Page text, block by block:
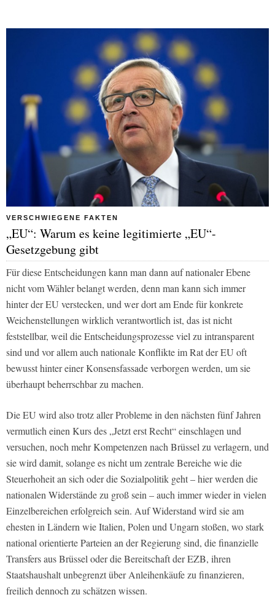
VERSCHWIEGENE FAKTEN
„EU“: Warum es keine legitimierte „EU“-
Gesetzgebung gibt
Für diese Entscheidungen kann man dann auf nationaler Ebene
nicht vom Wähler belangt werden, denn man kann sich immer
hinter der EU verstecken, und wer dort am Ende für konkrete
Weichenstellungen wirklich verantwortlich ist, das ist nicht
feststellbar, weil die Entscheidungsprozesse viel zu intransparent
sind und vor allem auch nationale Konflikte im Rat der EU oft
bewusst hinter einer Konsensfassade verborgen werden, um sie
überhaupt beherrschbar zu machen.
Die EU wird also trotz aller Probleme in den nächsten fünf Jahren
vermutlich einen Kurs des „Jetzt erst Recht“ einschlagen und
versuchen, noch mehr Kompetenzen nach Brüssel zu verlagern, und
sie wird damit, solange es nicht um zentrale Bereiche wie die
Steuerhoheit an sich oder die Sozialpolitik geht – hier werden die
nationalen Widerstände zu groß sein – auch immer wieder in vielen
Einzelbereichen erfolgreich sein. Auf Widerstand wird sie am
ehesten in Ländern wie Italien, Polen und Ungarn stoßen, wo stark
national orientierte Parteien an der Regierung sind, die finanzielle
Transfers aus Brüssel oder die Bereitschaft der EZB, ihren
Staatshaushalt unbegrenzt über Anleihenkäufe zu finanzieren,
freilich dennoch zu schätzen wissen.